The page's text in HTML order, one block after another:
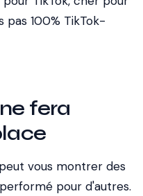
pas 100% TikTok-
fera
vous montrer des
pour d'autres.